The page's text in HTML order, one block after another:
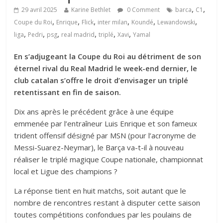
29 avril 2025 Karine Bethlet 0 Comment barca, C1 ,
Coupe du Roi, Enrique, Flick, inter milan, Koundé, Lewandowski,
liga, Pedri, psg, real madrid,triplé,Xavi,Yamal
En s’adjugeant la Coupe du Roi au détriment de son
éternel rival du Real Madrid le week-end dernier, le
club catalan s’offre le droit d’envisager un triplé
retentissant en fin de saison.
Dix ans après le précédent grâce à une équipe
emmenée par l’entraîneur Luis Enrique et son fameux
trident offensif désigné par MSN (pour l’acronyme de
Messi-Suarez-Neymar), le Barça va-t-il à nouveau
réaliser le triplé magique Coupe nationale, championnat
local et Ligue des champions ?
La réponse tient en huit matchs, soit autant que le
nombre de rencontres restant à disputer cette saison
toutes compétitions confondues par les poulains de